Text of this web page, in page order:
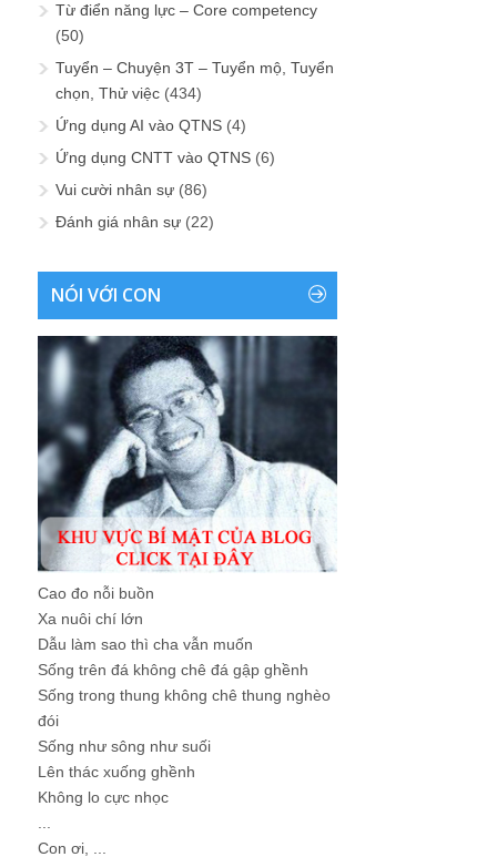
Từ điển năng lực – Core competency
(50)
Tuyển – Chuyện 3T – Tuyển mộ, Tuyển
chọn, Thử việc (434)
Ứng dụng AI vào QTNS (4)
Ứng dụng CNTT vào QTNS (6)
Vui cười nhân sự (86)
Đánh giá nhân sự (22)
NÓI VỚI CON
Cao đo nỗi buồn
Xa nuôi chí lớn
Dẫu làm sao thì cha vẫn muốn
Sống trên đá không chê đá gập ghềnh
Sống trong thung không chê thung nghèo
đói
Sống như sông như suối
Lên thác xuống ghềnh
Không lo cực nhọc
Con ơi, ...